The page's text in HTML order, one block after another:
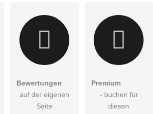
Bewertungen
auf der eigenen
Seite
Premium
- buchen für
diesen